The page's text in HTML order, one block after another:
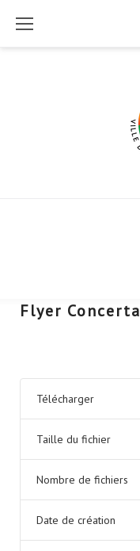
Flyer
Télécharger
Taille du fichier
Nombre de fichiers
Date de création